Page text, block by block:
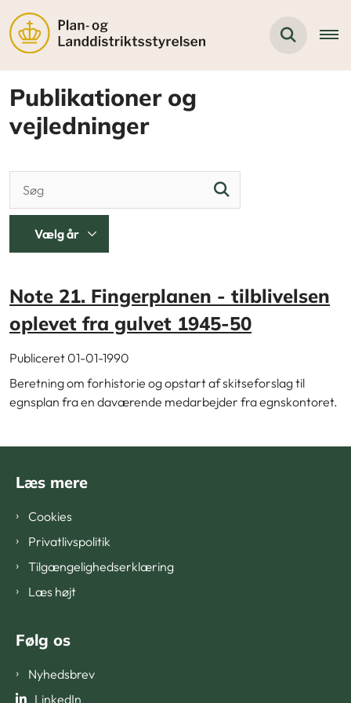
Publikationer og
vejledninger
Note 21. Fingerplanen - tilblivelsen
oplevet fra gulvet 1945-50
Publiceret 01-01-1990
Beretning om forhistorie og opstart af skitseforslag til
egnsplan fra en daværende medarbejder fra egnskontoret.
Læs mere
Cookies
Privatlivspolitik
Tilgængelighedserklæring
Læs højt
Følg os
Nyhedsbrev
LinkedIn